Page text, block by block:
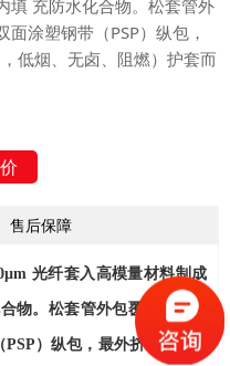
填 充防水化合物。松套管外
涂塑钢带（PSP）纵包，
低烟、无卤、阻燃）护套而
售后保障
光纤套入高模量材料制成
物。松套管外包覆一层芳纶
）纵包，最外挤制一层低